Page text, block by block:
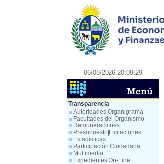
06/08/2026 20:09:29
Transparencia
Autoridades|Organigrama
Facultades del Organismo
Remuneraciones
Presupuesto|Licitaciones
Estadísticas
Participación Ciudadana
Multimedia
Expedientes On-Line